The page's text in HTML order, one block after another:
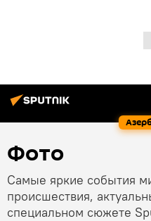
Фото
Самые яркие события
происшествия,
специальном сюжете